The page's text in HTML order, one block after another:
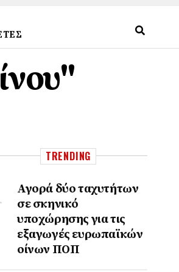
TRENDING
Αγορά δύο ταχυτήτων
σε σκηνικό
υποχώρησης για τις
εξαγωγές ευρωπαϊκών
οίνων ΠΟΠ